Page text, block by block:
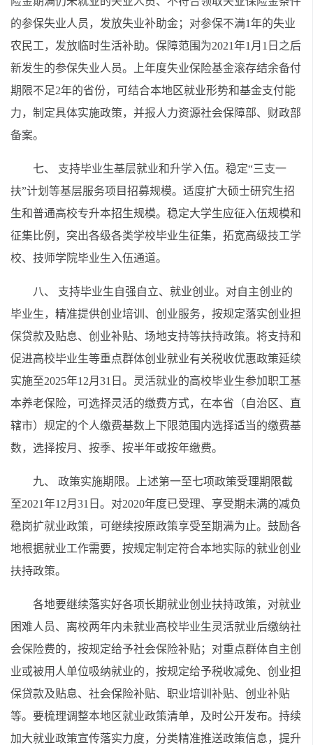
的参保失业人员，发放失业补助金；对参保不满1年的失业
农民工，发放临时生活补助。保障范围为2021年1月1日之后
新发生的参保失业人员。上年度失业保险基金滚存结余备付
期限不足2年的省份，可结合本地区就业形势和基金支付能
力，制定具体实施政策，并报人力资源社会保障部、财政部
备案。
七、 支持毕业生基层就业和升学入伍。稳定“三支一
扶”计划等基层服务项目招募规模。适度扩大硕士研究生招
生和普通高校专升本招生规模。稳定大学生应征入伍规模和
征集比例，突出各级各类学校毕业生征集，拓宽高级技工学
校、技师学院毕业生入伍通道。
八、 支持毕业生自强自立、就业创业。对自主创业的
毕业生，精准提供创业培训、创业服务，按规定落实创业担
保贷款及贴息、创业补贴、场地支持等扶持政策。将支持和
促进高校毕业生等重点群体创业就业有关税收优惠政策延续
实施至2025年12月31日。灵活就业的高校毕业生参加职工基
本养老保险，可选择灵活的缴费方式，在本省（自治区、直
辖市）规定的个人缴费基数上下限范围内选择适当的缴费基
数，选择按月、按季、按半年或按年缴费。
九、 政策实施期限。上述第一至七项政策受理期限截
至2021年12月31日。对2020年度已受理、享受期未满的减负
稳岗扩就业政策，可继续按原政策享受至期满为止。鼓励各
地根据就业工作需要，按规定制定符合本地实际的就业创业
扶持政策。
各地要继续落实好各项长期就业创业扶持政策，对就业
困难人员、离校两年内未就业高校毕业生灵活就业后缴纳社
会保险费的，按规定给予社会保险补贴；对重点群体自主创
业或被用人单位吸纳就业的，按规定给予税收减免、创业担
保贷款及贴息、社会保险补贴、职业培训补贴、创业补贴
等。要梳理调整本地区就业政策清单，及时公开发布。持续
加大就业政策宣传落实力度，分类精准推送政策信息，提升